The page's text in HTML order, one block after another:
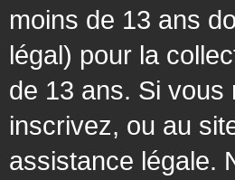
moins de 13 ans
légal) pour la
de 13 ans. Si vous
inscrivez, ou au
assistance légale.